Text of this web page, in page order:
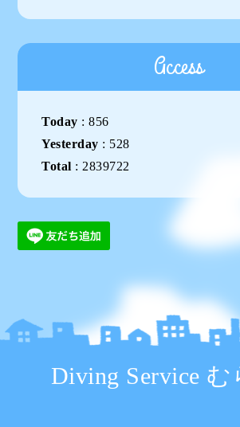
Access
Today :856
Yesterday : 528
Total : 2839722
Diving Service む